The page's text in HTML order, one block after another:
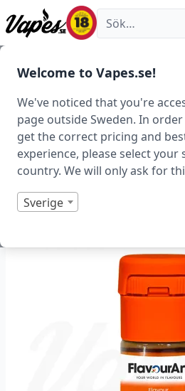
Welcome to Vapes.se!
We've noticed that you're
page outside Sweden. In
get the correct pricing and
experience, please select your
country. We will only ask for
Sverige
Vapes.se
DIY Mixa egen e-juice
FlavourArt –
(Essens, Mint)
Art.nr: 38885
Slut i lager